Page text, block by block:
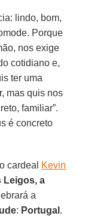
lindo, bom,
Porque
nos exige
cotidiano e,
ter uma
mas quis nos
familiar”.
é concreto
cardeal Kevin
Leigos, a
a
: Portugal .